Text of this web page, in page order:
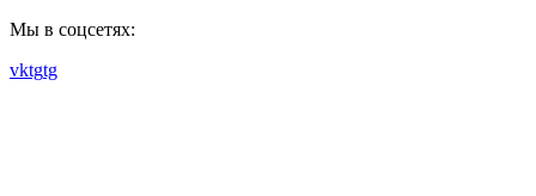
Мы в соцсетях:
vktgtg